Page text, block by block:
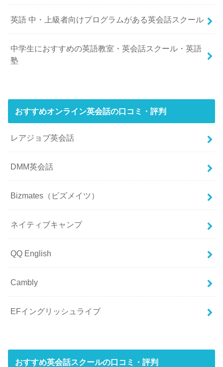
英語 中・上級者向けプログラムがある英会話スクール
中学生におすすめの英語教室・英会話スクール・英語
塾
おすすめオンライン英会話の口コミ・評判
レアジョブ英会話
DMM英会話
Bizmates（ビズメイツ）
ネイティブキャンプ
QQ English
Cambly
EFイングリッシュライブ
おすすめ英会話スクールの口コミ・評判